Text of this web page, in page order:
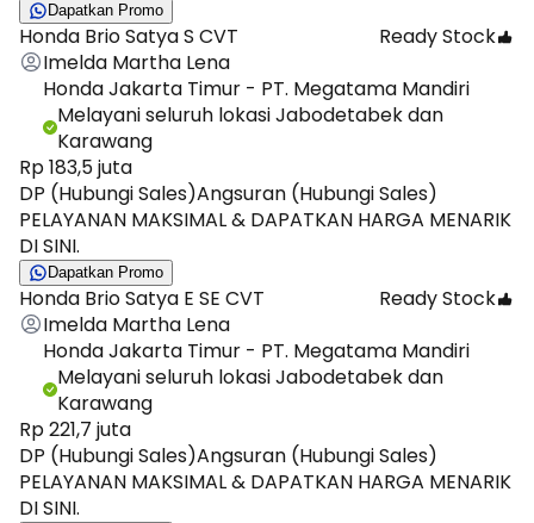
Dapatkan Promo
Honda Brio Satya S CVT
Ready Stock
Imelda Martha Lena
Honda Jakarta Timur - PT. Megatama Mandiri
Melayani seluruh lokasi Jabodetabek dan
Karawang
Rp 183,5 juta
DP (Hubungi Sales)Angsuran (Hubungi Sales)
PELAYANAN MAKSIMAL & DAPATKAN HARGA MENARIK
DI SINI.
Dapatkan Promo
Honda Brio Satya E SE CVT
Ready Stock
Imelda Martha Lena
Honda Jakarta Timur - PT. Megatama Mandiri
Melayani seluruh lokasi Jabodetabek dan
Karawang
Rp 221,7 juta
DP (Hubungi Sales)Angsuran (Hubungi Sales)
PELAYANAN MAKSIMAL & DAPATKAN HARGA MENARIK
DI SINI.